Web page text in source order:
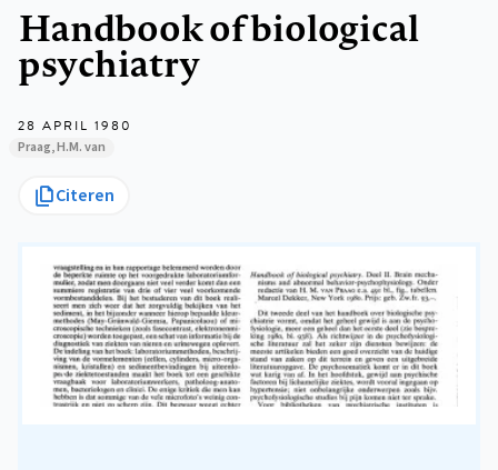
Handbook of biological
psychiatry
28 APRIL 1980
Praag, H.M. van
Citeren